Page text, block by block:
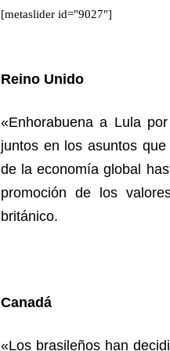
[metaslider id="9027"]
Reino Unido
«Enhorabuena a Lula
juntos en los asuntos
de la economía global
promoción de los
británico.
Canadá
«Los brasileños han